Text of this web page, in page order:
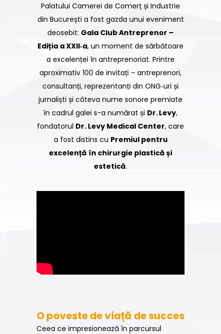
Palatului Camerei de Comerț și Industrie
din București a fost gazda unui eveniment
deosebit: Gala Club Antreprenor –
Ediția a XXII‑a, un moment de sărbătoare
a excelenței în antreprenoriat. Printre
aproximativ 100 de invitați – antreprenori,
consultanți, reprezentanți din ONG‑uri și
jurnaliști și câteva nume sonore premiate
în cadrul galei s-a numărat și Dr. Levy,
fondatorul Dr. Levy Medical Center, care
a fost distins cu Premiul pentru
excelență în chirurgie plastică și
estetică.
O poveste de viață de succes
Ceea ce impresionează în parcursul